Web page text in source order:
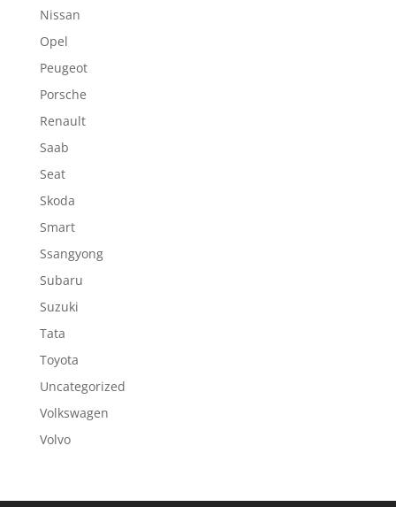
Nissan
Opel
Peugeot
Porsche
Renault
Saab
Seat
Skoda
Smart
Ssangyong
Subaru
Suzuki
Tata
Toyota
Uncategorized
Volkswagen
Volvo